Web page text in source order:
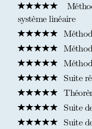
système linéaire
Suite
Suite
Suite